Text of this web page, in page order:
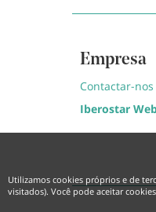
Utilizamos cookies próprios e de
visitados). Você pode aceitar
Empresa
Contactar-nos
Iberostar